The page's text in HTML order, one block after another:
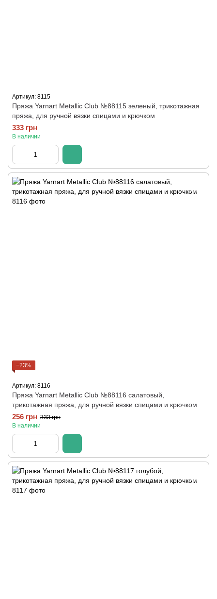
Артикул: 8115
Пряжа Yarnart Metallic Club №88115 зеленый, трикотажная
пряжа, для ручной вязки спицами и крючком
333 грн
В наличии
−23%
Артикул: 8116
Пряжа Yarnart Metallic Club №88116 салатовый,
трикотажная пряжа, для ручной вязки спицами и крючком
256 грн 333 грн
В наличии